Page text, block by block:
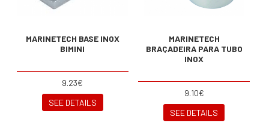
MARINETECH BASE INOX
BIMINI
9.23€
SEE DETAILS
MARINETECH
BRAÇADEIRA PARA TUBO
INOX
9.10€
SEE DETAILS